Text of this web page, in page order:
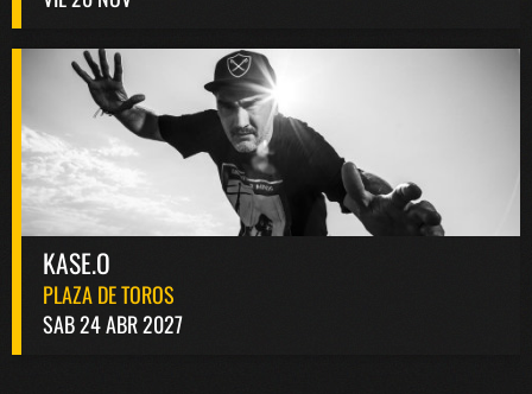
KASE.O
PLAZA DE TOROS
SAB 24 ABR 2027